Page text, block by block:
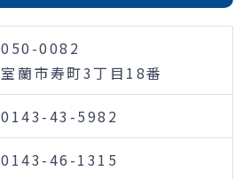
050-0082
室蘭市寿町3丁目18番
0143-43-5982
0143-46-1315